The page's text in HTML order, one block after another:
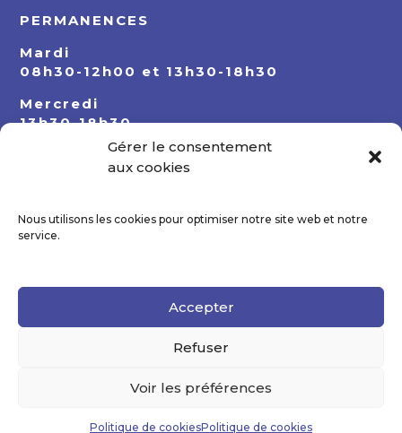
Gérer le consentement
aux cookies
Nous utilisons les cookies pour optimiser notre site web et notre
service.
Accepter
Refuser
Voir les préférences
Politique de cookiesPolitique de cookies
PERMANENCES
Mardi
08h30-12h00 et 13h30-18h30
Mercredi
13h30-18h30
08h30-12h00 et 13h30-18h30